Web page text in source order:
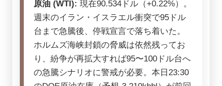
原油 (WTI): 現在90.534ドル（+0.22%）。
週末のイラン・イスラエル衝突で95ドル
台まで急騰後、停戦宣言で落ち着いた。
ホルムズ海峡封鎖の脅威は依然残ってお
り、紛争が再拡大すれば95〜100ドル台へ
の急騰シナリオに警戒が必要。本日23:30